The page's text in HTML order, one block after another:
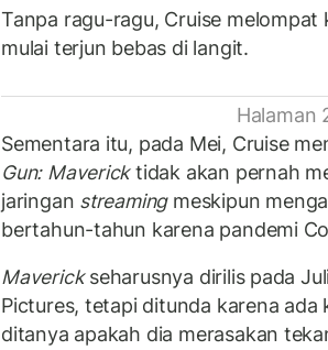
Tanpa ragu-ragu, Cruise
mulai terjun bebas di langit.
Halaman
Sementara itu, pada Mei, Cruise
Gun: Mavericktidak akan pernah
jaringan streamingmeskipun
bertahun-tahun karena pandemi
Maverickseharusnya dirilis pada
Pictures, tetapi ditunda karena ada
ditanya apakah dia merasakan